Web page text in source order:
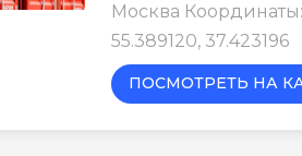
Москва Координаты:
55.389120, 37.423196
ПОСМОТРЕТЬ НА